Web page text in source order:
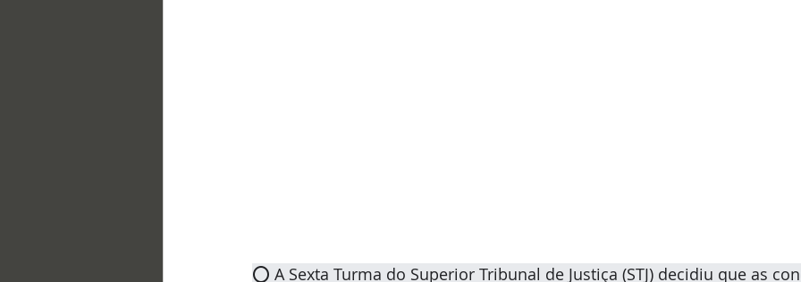
⭕ A Sexta Turma do Superior Tribunal de Justiça (STJ) decidiu que as